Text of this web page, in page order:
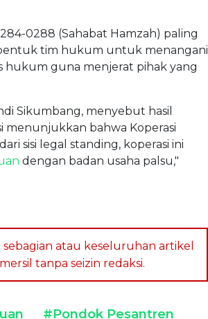
0288 (Sahabat Hamzah) paling
tim hukum untuk menangani
hukum guna menjerat pihak yang
Sikumbang, menyebut hasil
menunjukkan bahwa Koperasi
sisi legal standing, koperasi ini
dengan badan usaha palsu,"
atau keseluruhan artikel
tanpa seizin redaksi.
#Pondok Pesantren